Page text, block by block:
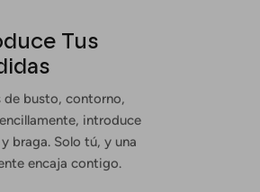
Tus
de busto, contorno,
introduce
braga. Solo tú, y una
encaja contigo.